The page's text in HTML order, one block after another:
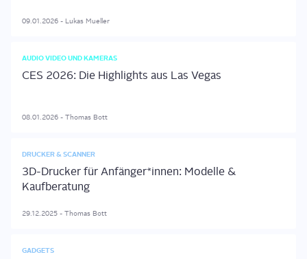
09.01.2026 - Lukas Mueller
AUDIO VIDEO UND KAMERAS
CES 2026: Die Highlights aus Las Vegas
08.01.2026 - Thomas Bott
DRUCKER & SCANNER
3D-Drucker für Anfänger*innen: Modelle &
Kaufberatung
29.12.2025 - Thomas Bott
GADGETS